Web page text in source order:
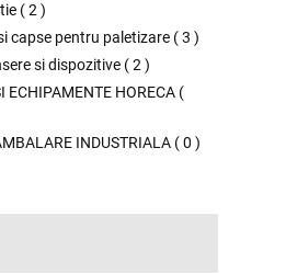
(2 )
capse pentru paletizare (3 )
si dispozitive (2 )
ECHIPAMENTE HORECA (
INDUSTRIALA (0 )